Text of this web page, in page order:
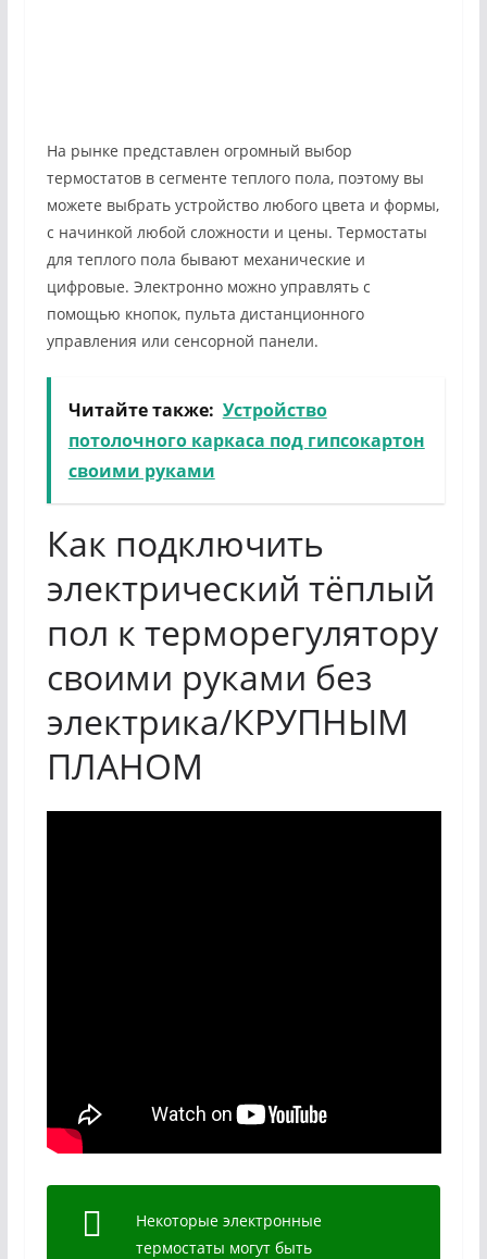
На рынке представлен огромный выбор
термостатов в сегменте теплого пола, поэтому вы
можете выбрать устройство любого цвета и формы,
с начинкой любой сложности и цены. Термостаты
для теплого пола бывают механические и
цифровые. Электронно можно управлять с
помощью кнопок, пульта дистанционного
управления или сенсорной панели.
Читайте также: Устройство
потолочного каркаса под гипсокартон
своими руками
Как подключить
электрический тёплый
пол к терморегулятору
своими руками без
электрика/КРУПНЫМ
ПЛАНОМ
Некоторые электронные
термостаты могут быть